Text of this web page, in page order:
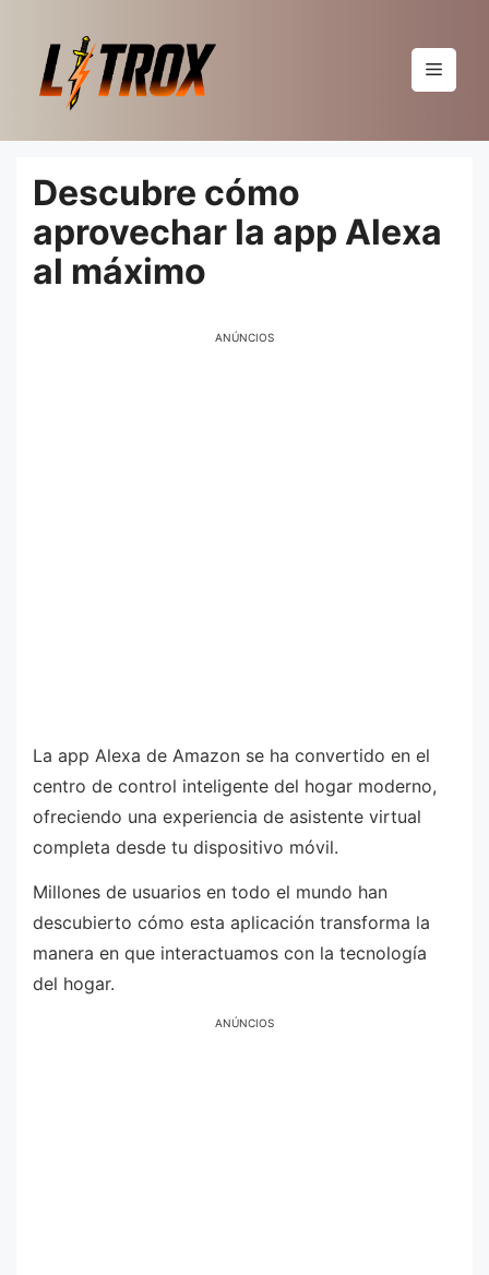
conteúdo
Menu
Descubre cómo
aprovechar la app Alexa
al máximo
ANÚNCIOS
La app Alexa de Amazon se ha convertido en el
centro de control inteligente del hogar moderno,
ofreciendo una experiencia de asistente virtual
completa desde tu dispositivo móvil.
Millones de usuarios en todo el mundo han
descubierto cómo esta aplicación transforma la
manera en que interactuamos con la tecnología
del hogar.
ANÚNCIOS